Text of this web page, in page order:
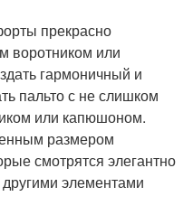
прекрасно
воротником или
гармоничный и
пальто с не слишком
или капюшоном.
размером
смотрятся элегантно
другими элементами